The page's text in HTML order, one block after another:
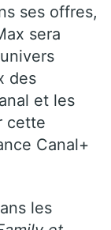
ses offres,
sera
des
et les
cette
Canal+
les